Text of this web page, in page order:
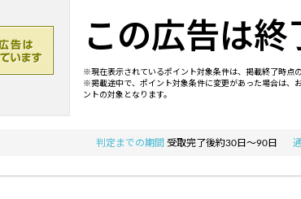
この広告は終
※現在表示されているポイント対象条件は、掲載終了時点の
※掲載途中で、ポイント対象条件に変更があった場合は、
ントの対象となります。
判定までの期間 受取完了後約30日～90日